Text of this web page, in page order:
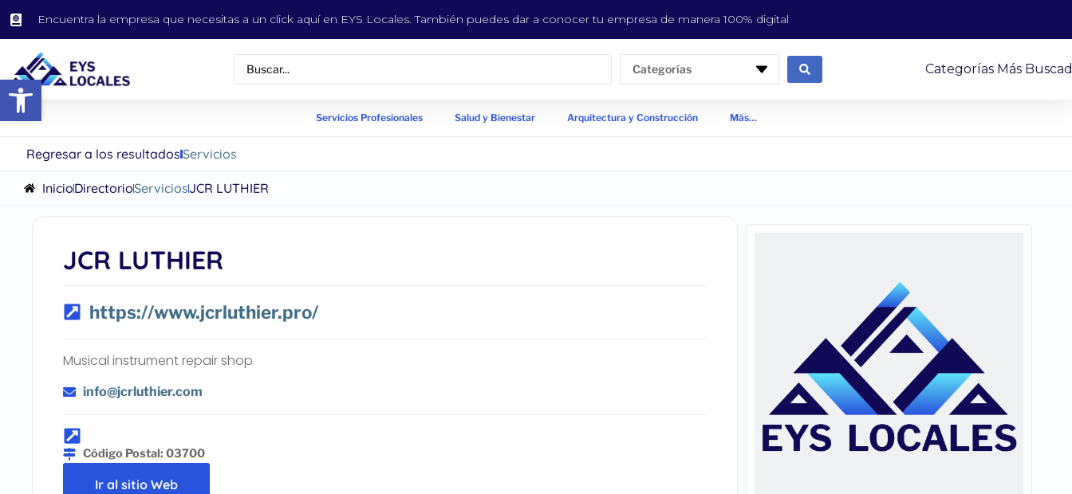
Abrir barra de herramientas
Encuentra la empresa que necesitas a un click aquí en EYS Locales. También puedes dar a conocer tu empresa de manera 100% digital
Categorías Categorías Más
Servicios Profesionales Salud y Bienestar Arquitectura y Construcción Más…
Regresar a los resultadosServicios
InicioDirectorioServiciosJCR LUTHIER
JCR LUTHIER
https://www.jcrluthier.pro/
Musical instrument repair shop
info@jcrluthier.com
Código Postal: 03700
Ir al sitio Web